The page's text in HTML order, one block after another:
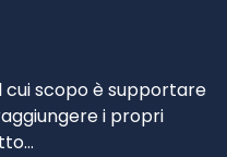
cui scopo è supportare
i propri